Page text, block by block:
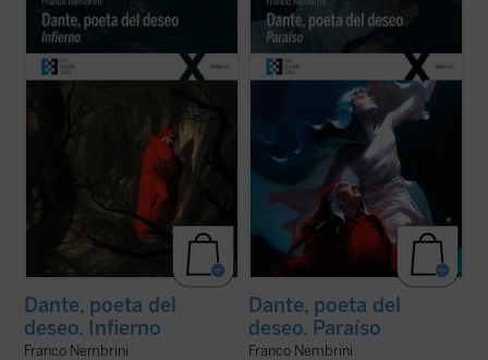
Franco Nembrini dobre la
Comedia>/i>, centrada en los cantos de la
parte delInfierno
a unos pocos elegidos, sino ...
(ver ficha)
Dante, poeta del
deseo. Infierno
Franco Nembrini
de la lectura del mismo que nos ofrece
Franco Nembrini, se nos presenta presenta
el Paraíso como el canto de la plenitud final,
verdadera. Una vida que, en los ...
(ver
ficha)
Dante, poeta del
deseo. Paraíso
Franco Nembrini